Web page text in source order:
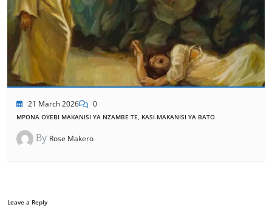
21 March 2026 0
MPONA OYEBI MAKANISI YA NZAMBE TE, KASI MAKANISI YA BATO
By Rose Makero
Leave a Reply